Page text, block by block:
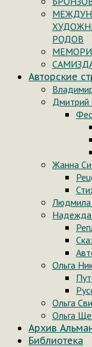
РОДОВ
Авторские
Дмитрий
Жанна
Людмила
Надежда
Ольга
Ольга
Ольга
Архив
Библиотека